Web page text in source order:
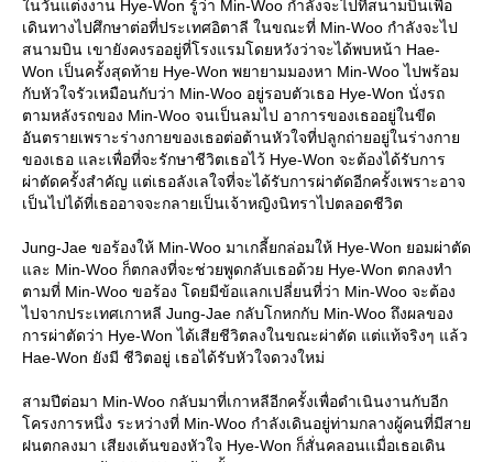
ในวันแต่งงาน Hye-Won รู้ว่า Min-Woo กำลังจะไปที่สนามบินเพื่อ
เดินทางไปศึกษาต่อที่ประเทศอิตาลี ในขณะที่ Min-Woo กำลังจะไป
สนามบิน เขายังคงรออยู่ที่โรงแรมโดยหวังว่าจะได้พบหน้า Hae-
Won เป็นครั้งสุดท้าย Hye-Won พยายามมองหา Min-Woo ไปพร้อม
กับหัวใจรัวเหมือนกับว่า Min-Woo อยู่รอบตัวเธอ Hye-Won นั่งรถ
ตามหลังรถของ Min-Woo จนเป็นลมไป อาการของเธออยู่ในขีด
อันตรายเพราะร่างกายของเธอต่อต้านหัวใจที่ปลูกถ่ายอยู่ในร่างกาย
ของเธอ และเพื่อที่จะรักษาชีวิตเธอไว้ Hye-Won จะต้องได้รับการ
ผ่าตัดครั้งสำคัญ แต่เธอลังเลใจที่จะได้รับการผ่าตัดอีกครั้งเพราะอาจ
เป็นไปได้ที่เธออาจจะกลายเป็นเจ้าหญิงนิทราไปตลอดชีวิต
Jung-Jae ขอร้องให้ Min-Woo มาเกลี้ยกล่อมให้ Hye-Won ยอมผ่าตัด
และ Min-Woo ก็ตกลงที่จะช่วยพูดกลับเธอด้วย Hye-Won ตกลงทำ
ตามที่ Min-Woo ขอร้อง โดยมีข้อแลกเปลี่ยนที่ว่า Min-Woo จะต้อง
ไปจากประเทศเกาหลี Jung-Jae กลับโกหกกับ Min-Woo ถึงผลของ
การผ่าตัดว่า Hye-Won ได้เสียชีวิตลงในขณะผ่าตัด แต่แท้จริงๆ แล้ว
Hae-Won ยังมี ชีวิตอยู่ เธอได้รับหัวใจดวงใหม่
สามปีต่อมา Min-Woo กลับมาที่เกาหลีอีกครั้งเพื่อดำเนินงานกับอีก
โครงการหนึ่ง ระหว่างที่ Min-Woo กำลังเดินอยู่ท่ามกลางผู้คนที่มีสาย
ฝนตกลงมา เสียงเต้นของหัวใจ Hye-Won ก็สั่นคลอนเเมื่อเธอเดิน